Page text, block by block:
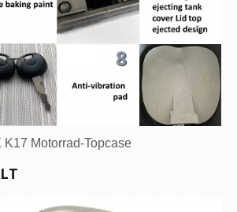
Motorrad-Topcase